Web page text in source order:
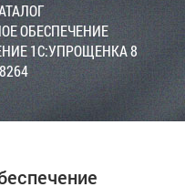
ОБЕСПЕЧЕНИЕ
1С:УПРОЩЕНКА 8